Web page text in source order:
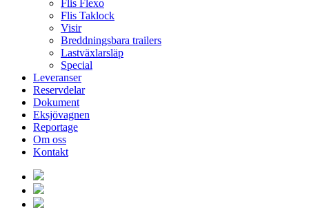
Flis Flexo
Flis Taklock
Visir
Breddningsbara trailers
Lastväxlarsläp
Special
Leveranser
Reservdelar
Dokument
Eksjövagnen
Reportage
Om oss
Kontakt